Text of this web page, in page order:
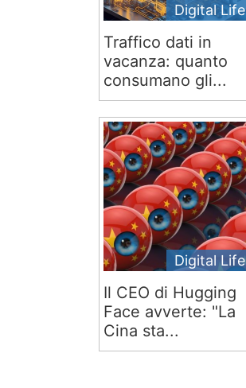
Digital Life
Traffico dati in
vacanza: quanto
consumano gli...
Digital Life
Il CEO di Hugging
Face avverte: "La
Cina sta...